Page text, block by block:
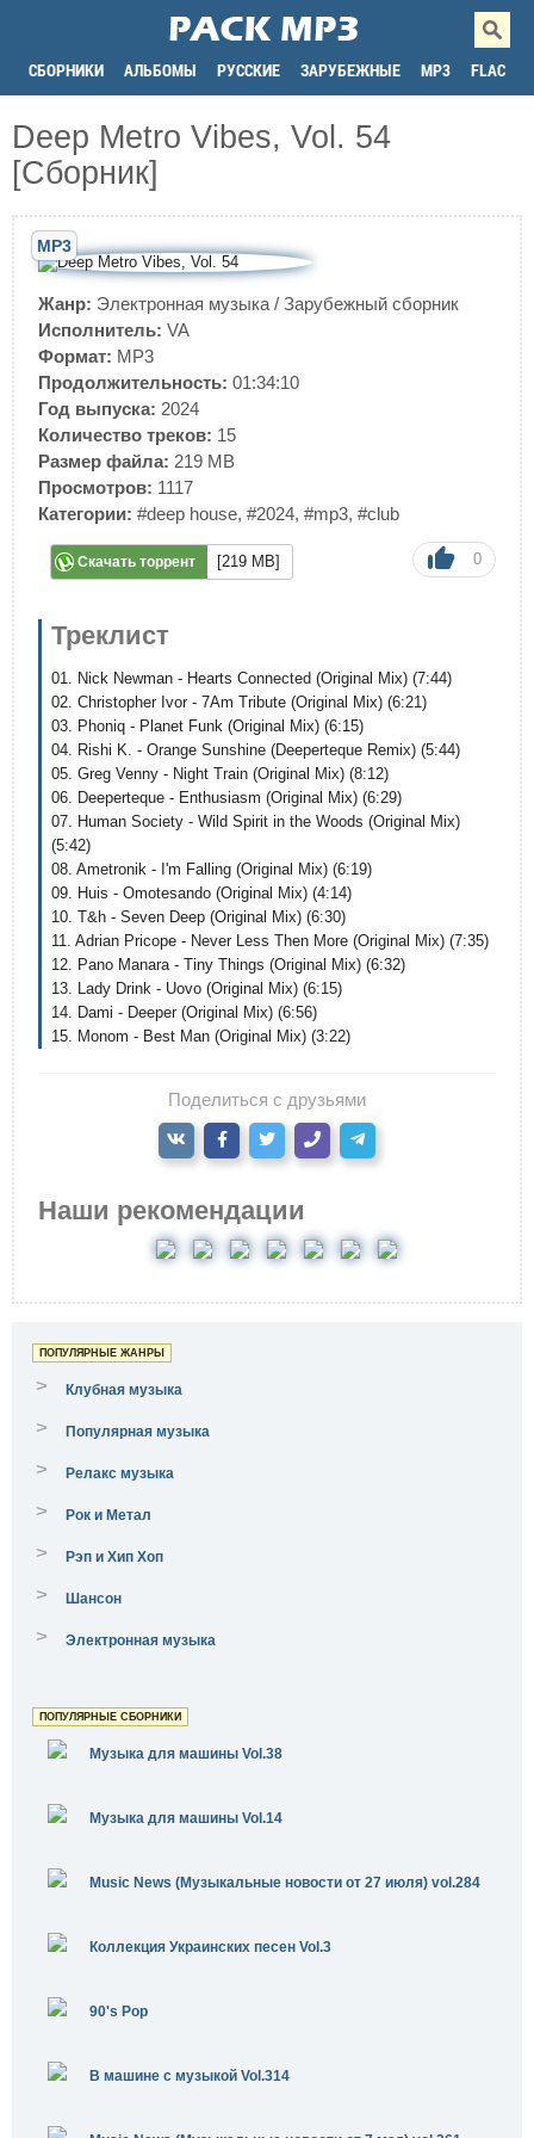
СБОРНИКИ АЛЬБОМЫ РУССКИЕ ЗАРУБЕЖНЫЕ MP3 FLAC
Deep Metro Vibes, Vol. 54
[Сборник]
MP3
Жанр: Электронная музыка / Зарубежный сборник
Исполнитель: VA
Формат: MP3
Продолжительность: 01:34:10
Год выпуска: 2024
Количество треков: 15
Размер файла: 219 MB
Просмотров: 1117
Категории: #deep house, #2024, #mp3, #club
Скачать торрент [219 MB] 0
Треклист
01. Nick Newman - Hearts Connected (Original Mix) (7:44)
02. Christopher Ivor - 7Am Tribute (Original Mix) (6:21)
03. Phoniq - Planet Funk (Original Mix) (6:15)
04. Rishi K. - Orange Sunshine (Deeperteque Remix) (5:44)
05. Greg Venny - Night Train (Original Mix) (8:12)
06. Deeperteque - Enthusiasm (Original Mix) (6:29)
07. Human Society - Wild Spirit in the Woods (Original Mix)
(5:42)
08. Ametronik - I'm Falling (Original Mix) (6:19)
09. Huis - Omotesando (Original Mix) (4:14)
10. T&h - Seven Deep (Original Mix) (6:30)
11. Adrian Pricope - Never Less Then More (Original Mix) (7:35)
12. Pano Manara - Tiny Things (Original Mix) (6:32)
13. Lady Drink - Uovo (Original Mix) (6:15)
14. Dami - Deeper (Original Mix) (6:56)
15. Monom - Best Man (Original Mix) (3:22)
Поделиться с друзьями
Наши рекомендации
ПОПУЛЯРНЫЕ ЖАНРЫ
> Клубная музыка
> Популярная музыка
> Релакс музыка
> Рок и Метал
> Рэп и Хип Хоп
> Шансон
> Электронная музыка
ПОПУЛЯРНЫЕ СБОРНИКИ
Музыка для машины Vol.38
Музыка для машины Vol.14
Music News (Музыкальные новости от 27 июля) vol.284
Коллекция Украинских песен Vol.3
90's Pop
В машине с музыкой Vol.314